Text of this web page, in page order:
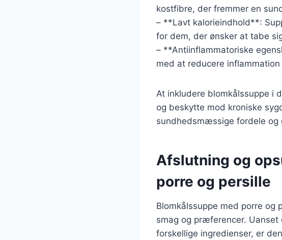
kostfibre, der fremmer en
– **Lavt kalorieindhold**:
for dem, der ønsker at tabe
– **Antiinflammatoriske
med at reducere inflammation
At inkludere blomkålssuppe i
og beskytte mod kroniske
sundhedsmæssige fordele
Afslutning og
porre og persille
Blomkålssuppe med porre og
smag og præferencer.
forskellige ingredienser, er